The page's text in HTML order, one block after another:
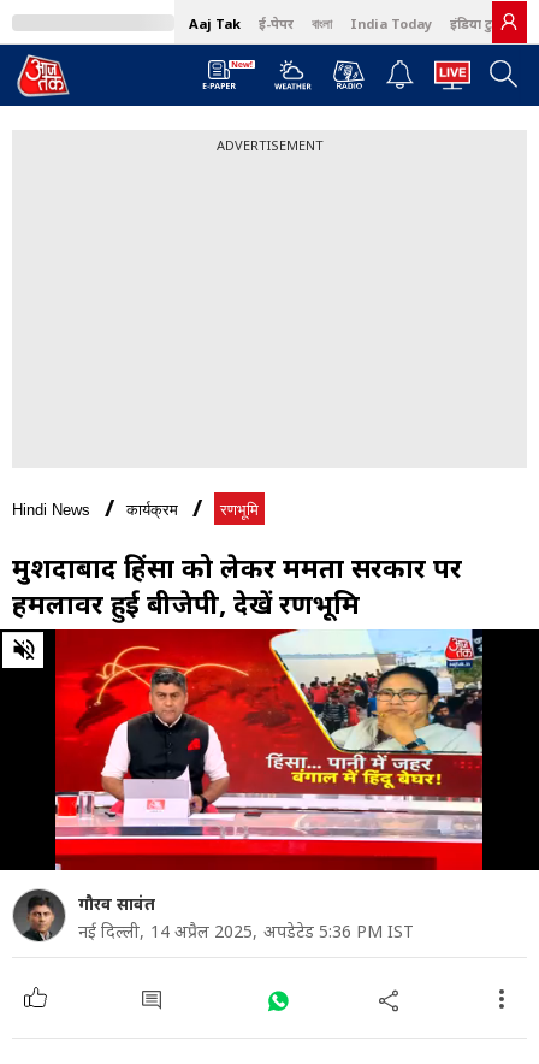
Aaj Tak ई-पेपर বাংলা India Today इंडिया टुडे हिंदी
ADVERTISEMENT
Hindi News कार्यक्रम रणभूमि
मुर्शिदाबाद हिंसा को लेकर ममता सरकार पर
हमलावर हुई बीजेपी, देखें रणभूमि
0
of
seconds
गौरव सावंत
नई दिल्ली, 14 अप्रैल 2025, अपडेटेड 5:36 PM IST